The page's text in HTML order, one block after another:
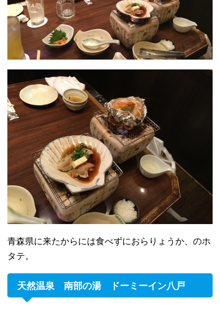
青森県に来たからには食べずにおらりょうか、のホ
タテ。
天然温泉 南部の湯 ドーミーイン八戸